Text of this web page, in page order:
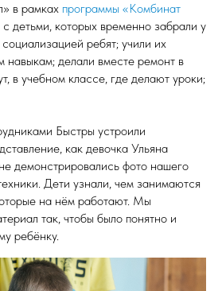
в рамках программы «Комбинат
детьми, которых временно забрали у
ребят; учили их
навыкам; делали вместе ремонт в
в учебном классе, где делают уроки;
Быстры устроили
как девочка Ульяна
демонстрировались фото нашего
Дети узнали, чем занимаются
на нём работают. Мы
так, чтобы было понятно и
ребёнку.